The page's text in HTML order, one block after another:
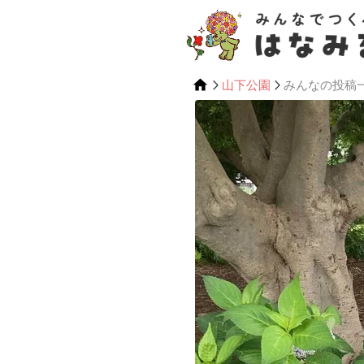
山下公園 みんなの投稿